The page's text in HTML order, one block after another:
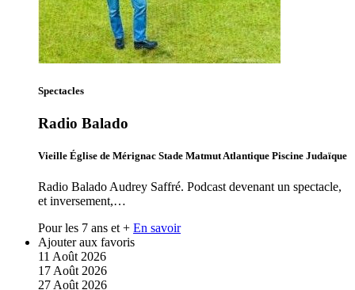
Spectacles
Radio Balado
Vieille Église de Mérignac Stade Matmut Atlantique Piscine Judaïque
Radio Balado Audrey Saffré. Podcast devenant un spectacle,
et inversement,…
Pour les 7 ans et + En savoir
Ajouter aux favoris
11 Août 2026
17 Août 2026
27 Août 2026